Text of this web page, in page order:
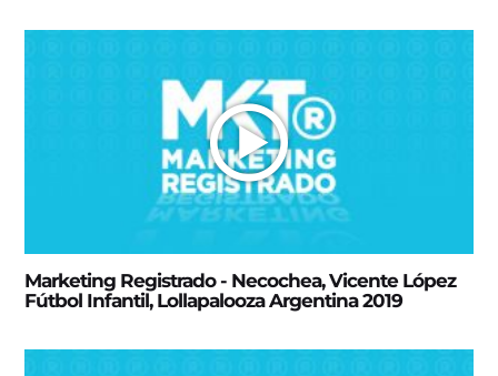
Marketing Registrado - Necochea, Vicente López
Fútbol Infantil, Lollapalooza Argentina 2019